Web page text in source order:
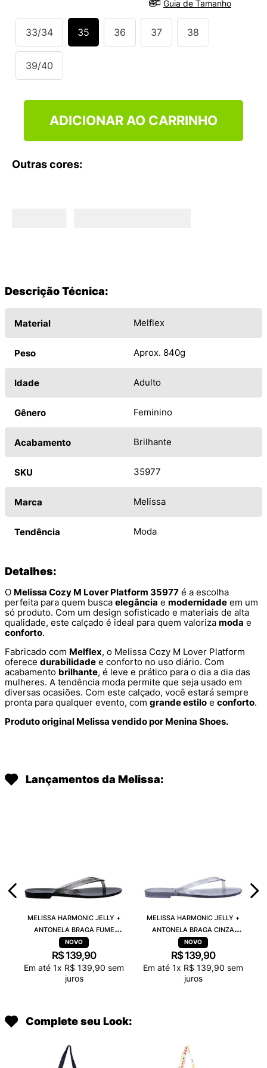
Guia de Tamanho
33/34 35 36 37 38
39/40
ADICIONAR AO CARRINHO
Outras cores:
Descrição Técnica:
Material Melflex
Peso Aprox. 840g
Idade Adulto
Gênero Feminino
Acabamento Brilhante
SKU 35977
Marca Melissa
Tendência Moda
Detalhes:
O Melissa Cozy M Lover Platform 35977 é a escolha
perfeita para quem busca elegância e modernidade em um
só produto. Com um design sofisticado e materiais de alta
qualidade, este calçado é ideal para quem valoriza moda e
conforto.
Fabricado com Melflex, o Melissa Cozy M Lover Platform
oferece durabilidade e conforto no uso diário. Com
acabamento brilhante, é leve e prático para o dia a dia das
mulheres. A tendência moda permite que seja usado em
diversas ocasiões. Com este calçado, você estará sempre
pronta para qualquer evento, com grande estilo e conforto.
Produto original Melissa vendido por Menina Shoes.
Lançamentos da Melissa:
MELISSA HARMONIC JELLY +
ANTONELA BRAGA FUME
TRANSPARENTE 38263
R$ 139,90
Em até 1x R$ 139,90 sem
juros
MELISSA HARMONIC JELLY +
ANTONELA BRAGA CINZA
TRANSPARENTE 38263
R$ 139,90
Em até 1x R$ 139,90 sem
juros
Complete seu Look:
VANS TÊNIS VANS ULTRARANGE
10º NEW BALANCE 204L